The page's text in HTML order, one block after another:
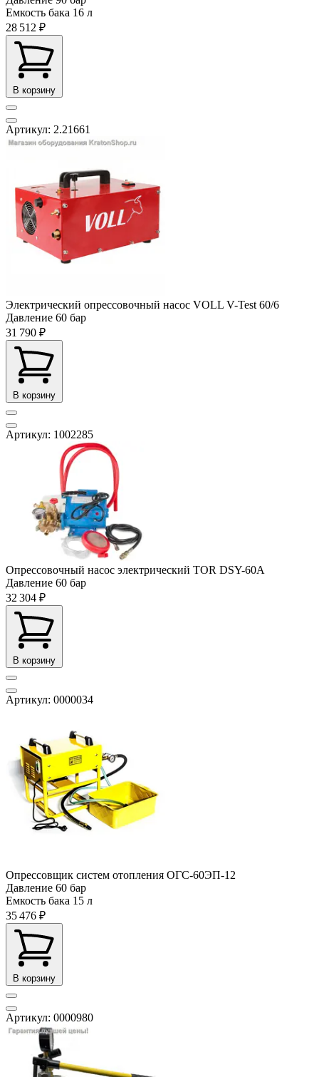
Емкость бака 16 л
28 512 ₽
В корзину
Артикул: 2.21661
Электрический опрессовочный насос VOLL V-Test 60/6
Давление 60 бар
31 790 ₽
В корзину
Артикул: 1002285
Опрессовочный насос электрический TOR DSY-60А
Давление 60 бар
32 304 ₽
В корзину
Артикул: 0000034
Опрессовщик систем отопления ОГС-60ЭП-12
Давление 60 бар
Емкость бака 15 л
35 476 ₽
В корзину
Артикул: 0000980